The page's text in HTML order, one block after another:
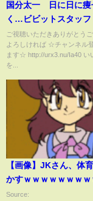
国分太一 日に日に痩
く…ビビットスタッフ
ー動揺…【Balu☆うぃ
ャンネル】
ご視聴いただきありがとうご
よろしければ ☆チャンネル
ます☆ http://urx3.nu/Ia40 い
を...
【画像】JKさん、体
かすｗｗｗｗｗｗｗｗ
Source: